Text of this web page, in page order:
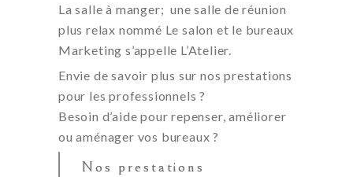
La salle à manger; une salle de réunion
plus relax nommé Le salon et le bureaux
Marketing s’appelle L’Atelier.
Envie de savoir plus sur nos prestations
pour les professionnels ?
Besoin d’aide pour repenser, améliorer
ou aménager vos bureaux ?
Nos prestations